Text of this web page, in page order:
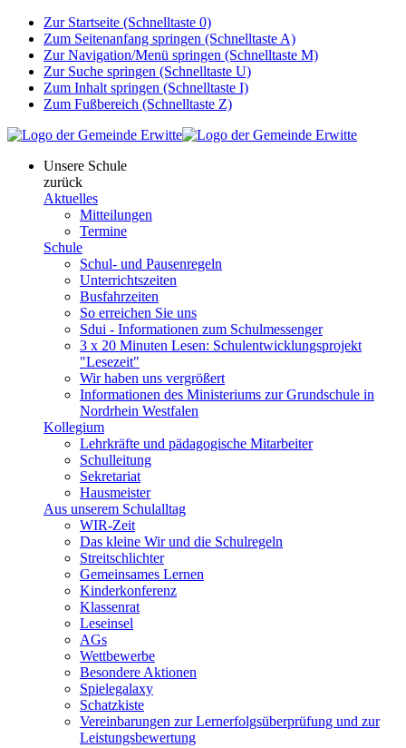
Zur Startseite (Schnelltaste 0)
Zum Seitenanfang springen (Schnelltaste A)
Zur Navigation/Menü springen (Schnelltaste M)
Zur Suche springen (Schnelltaste U)
Zum Inhalt springen (Schnelltaste I)
Zum Fußbereich (Schnelltaste Z)
Unsere Schule
zurück
Aktuelles
Mitteilungen
Termine
Schule
Schul- und Pausenregeln
Unterrichtszeiten
Busfahrzeiten
So erreichen Sie uns
Sdui - Informationen zum Schulmessenger
3 x 20 Minuten Lesen: Schulentwicklungsprojekt
"Lesezeit"
Wir haben uns vergrößert
Informationen des Ministeriums zur Grundschule in
Nordrhein Westfalen
Kollegium
Lehrkräfte und pädagogische Mitarbeiter
Schulleitung
Sekretariat
Hausmeister
Aus unserem Schulalltag
WIR-Zeit
Das kleine Wir und die Schulregeln
Streitschlichter
Gemeinsames Lernen
Kinderkonferenz
Klassenrat
Leseinsel
AGs
Wettbewerbe
Besondere Aktionen
Spielegalaxy
Schatzkiste
Vereinbarungen zur Lernerfolgsüberprüfung und zur
Leistungsbewertung